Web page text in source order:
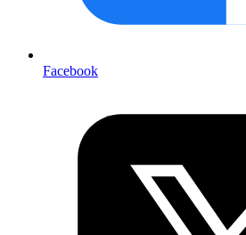
Facebook